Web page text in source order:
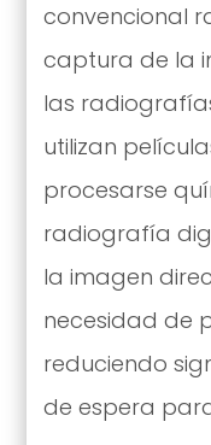
convencional
captura de la
las
utilizan
procesarse
radiografía
la imagen
necesidad de
reduciendo
de espera